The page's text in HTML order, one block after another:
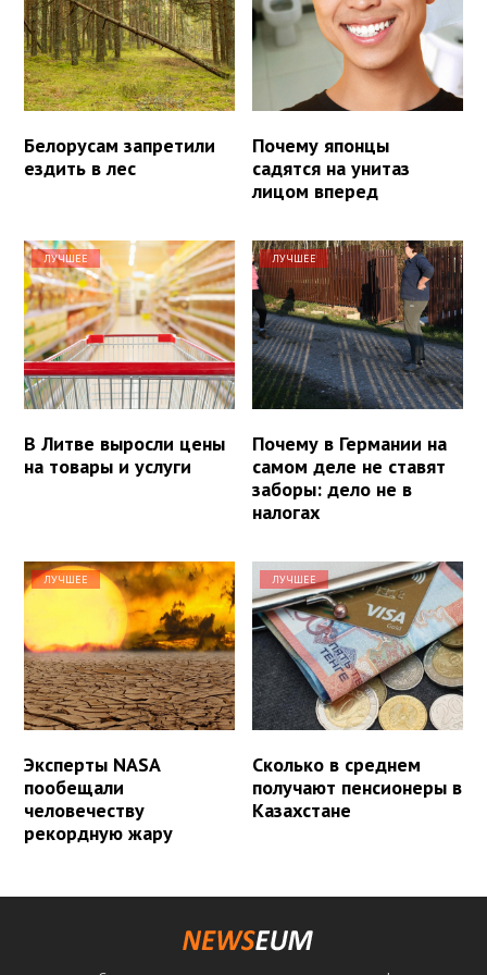
Белорусам запретили
ездить в лес
Почему японцы
садятся на унитаз
лицом вперед
ЛУЧШЕЕ
В Литве выросли цены
на товары и услуги
ЛУЧШЕЕ
Почему в Германии на
самом деле не ставят
заборы: дело не в
налогах
ЛУЧШЕЕ
Эксперты NASA
пообещали
человечеству
рекордную жару
ЛУЧШЕЕ
Сколько в среднем
получают пенсионеры в
Казахстане